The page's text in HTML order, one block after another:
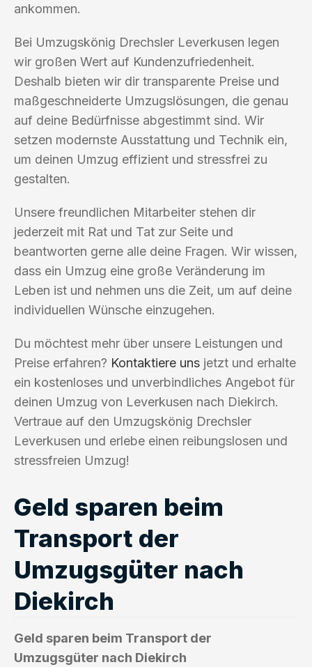
ankommen.
Bei Umzugskönig Drechsler Leverkusen legen
wir großen Wert auf Kundenzufriedenheit.
Deshalb bieten wir dir transparente Preise und
maßgeschneiderte Umzugslösungen, die genau
auf deine Bedürfnisse abgestimmt sind. Wir
setzen modernste Ausstattung und Technik ein,
um deinen Umzug effizient und stressfrei zu
gestalten.
Unsere freundlichen Mitarbeiter stehen dir
jederzeit mit Rat und Tat zur Seite und
beantworten gerne alle deine Fragen. Wir wissen,
dass ein Umzug eine große Veränderung im
Leben ist und nehmen uns die Zeit, um auf deine
individuellen Wünsche einzugehen.
Du möchtest mehr über unsere Leistungen und
Preise erfahren? Kontaktiere uns jetzt und erhalte
ein kostenloses und unverbindliches Angebot für
deinen Umzug von Leverkusen nach Diekirch.
Vertraue auf den Umzugskönig Drechsler
Leverkusen und erlebe einen reibungslosen und
stressfreien Umzug!
Geld sparen beim
Transport der
Umzugsgüter nach
Diekirch
Geld sparen beim Transport der
Umzugsgüter nach Diekirch